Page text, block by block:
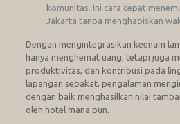
komunitas. Ini cara cepat
Jakarta tanpa menghabiskan
Dengan mengintegrasikan keenam
hanya menghemat uang, tetapi juga
produktivitas, dan kontribusi pada
lapangan sepakat, pengalaman
dengan baik menghasilkan nilai
oleh hotel mana pun.